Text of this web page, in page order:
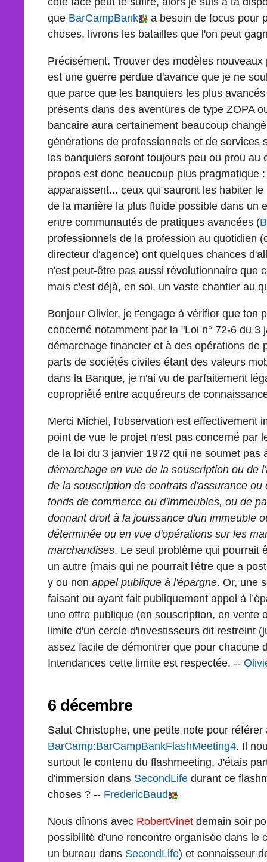
que BarCampBank
a besoin de focus pour
choses, livrons les batailles que l'on peut
Précisément. Trouver des modèles
est une guerre perdue d'avance que je ne
que parce que les banquiers les plus
présents dans des aventures de type ZOPA
bancaire aura certainement beaucoup
générations de professionnels et de services
les banquiers seront toujours peu ou prou au
propos est donc beaucoup plus pragmatique
apparaissent... ceux qui sauront les habiter
de la manière la plus fluide possible dans un
entre communautés de pratiques avancées (
professionnels de la profession au quotidien
directeur d'agence) ont quelques chances
n'est peut-être pas aussi révolutionnaire que
mais c'est déjà, en soi, un vaste chantier au
Bonjour Olivier, je t'engage à vérifier que ton
concerné notamment par la "Loi n° 72-6 du 3
démarchage financier et à des opérations de
parts de sociétés civiles étant des valeurs
dans la Banque, je n'ai vu de parfaitement
copropriété entre acquéreurs de
Merci Michel, l'observation est effectivement
point de vue le projet n'est pas concerné par
de la loi du 3 janvier 1972 qui ne soumet pas
démarchage en vue de la souscription ou de
de la souscription de contrats d'assurance
fonds de commerce ou d'immeubles, ou de
donnant droit à la jouissance d'un immeuble
déterminée ou en vue d'opérations sur les
marchandises. Le seul problème qui pourrait
un autre (mais qui ne pourrait l'être que a
y ou non appel publique à l'épargne. Or, une
faisant ou ayant fait publiquement appel à
une offre publique (en souscription, en vente
limite d'un cercle d'investisseurs dit restreint
assez facile de démontrer que pour chacune
Intendances cette limite est respectée. --
6 décembre
Salut Christophe, une petite note pour
BarCamp:BarCampBankFlashMeeting4. Il
surtout le contenu du flashmeeting. J'étais
d'immersion dans SecondLife durant ce
choses ? -- FredericBaud
Nous dînons avec RobertVinet demain soir
possibilité d'une rencontre organisée dans le
un bureau dans SecondLife) et connaisseur